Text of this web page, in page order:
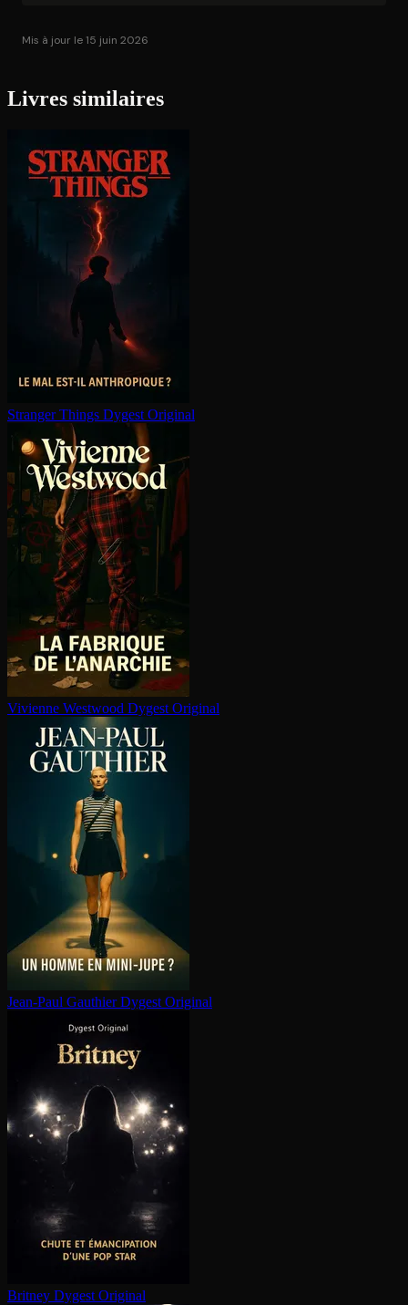
Mis à jour le 15 juin 2026
Livres similaires
Stranger Things Dygest Original
Vivienne Westwood Dygest Original
Jean-Paul Gauthier Dygest Original
Britney Dygest Original